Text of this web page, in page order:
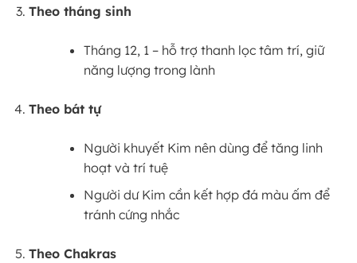
Theo tháng sinh
Tháng 12, 1 – hỗ trợ thanh lọc tâm trí, giữ
năng lượng trong lành
Theo bát tự
Người khuyết Kim nên dùng để tăng linh
hoạt và trí tuệ
Người dư Kim cần kết hợp đá màu ấm để
tránh cứng nhắc
Theo Chakras